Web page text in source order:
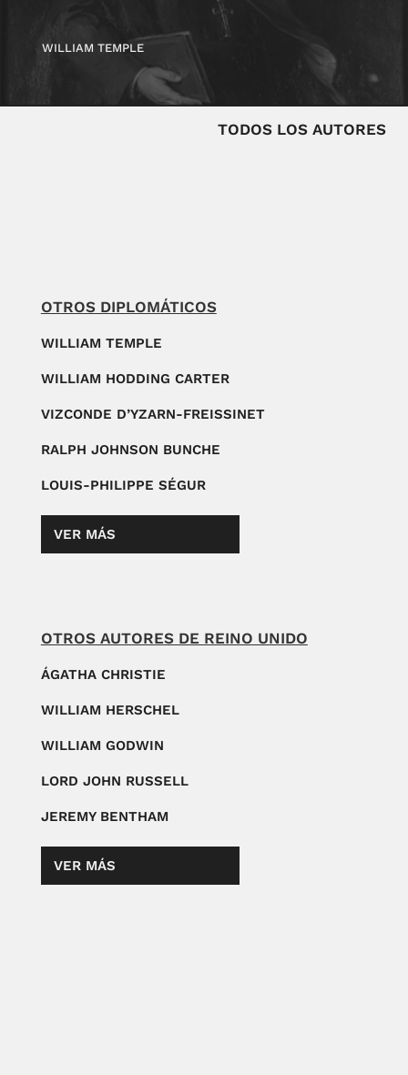
WILLIAM TEMPLE
TODOS LOS AUTORES
OTROS DIPLOMÁTICOS
WILLIAM TEMPLE
WILLIAM HODDING CARTER
VIZCONDE D’YZARN-FREISSINET
RALPH JOHNSON BUNCHE
LOUIS-PHILIPPE SÉGUR
VER MÁS
OTROS AUTORES DE REINO UNIDO
ÁGATHA CHRISTIE
WILLIAM HERSCHEL
WILLIAM GODWIN
LORD JOHN RUSSELL
JEREMY BENTHAM
VER MÁS